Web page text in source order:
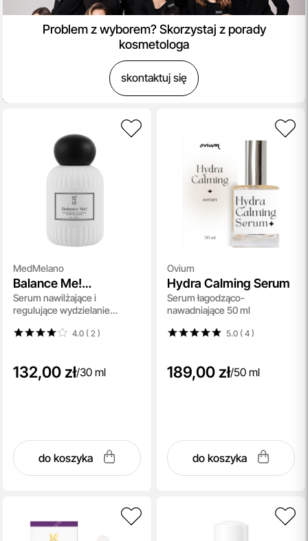
Problem z wyborem? Skorzystaj z porady
kosmetologa
skontaktuj się
MedMelano
Balance Me!
Moisturizing Oil
Control Green Gel -
Serum
Serum nawilżające i
regulujące wydzielanie
4.0 ( 2 )
132,00 zł/30 ml
do koszyka
Ovium
Hydra Calming Serum
Serum łagodząco-
nawadniające 50 ml
5.0 ( 4)
189,00 zł/50 ml
do koszyka